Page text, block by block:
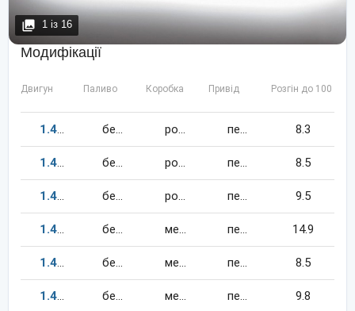
1 із 16
Модифікації
Двигун Паливо Коробка Привід Розгін до 100 км/
1.4170 бензин робот передній 8.3
1.4160 бензин робот передній 8.5
1.4140 бензин робот передній 9.5
1.480 бензин механіка передній 14.9
1.4160 бензин механіка передній 8.5
1.4122 бензин механіка передній 9.8